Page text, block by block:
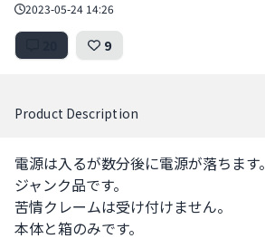
2023-05-24 14:26
9
Product Description
電源は入るが数分後に電源が落ちます。
ジャンク品です。
苦情クレームは受け付けません。
本体と箱のみです。